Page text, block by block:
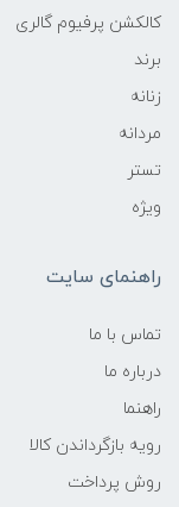
کالکشن پرفیوم گالری
برند
زنانه
مردانه
تستر
ویژه
راهنمای سایت
تماس با ما
درباره ما
راهنما
رویه‌ بازگرداندن کالا
روش پرداخت